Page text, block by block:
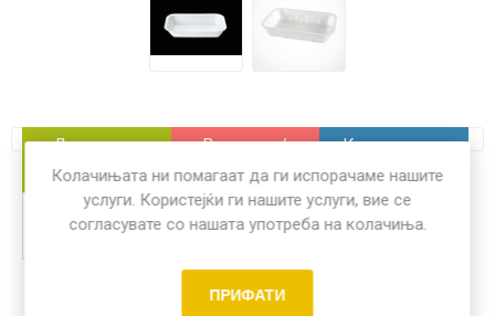
Димензии
Волумен /
Капацитет
Количина на
пакување
240 x 160 x 46
Share:
Колачињата ни помагаат да ги испорачаме нашите
услуги. Користејќи ги нашите услуги, вие се
согласувате со нашата употреба на колачиња.
ПРИФАТИ